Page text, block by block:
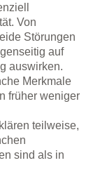
Von
Störungen
auf
auswirken.
Merkmale
früher weniger
teilweise,
sind als in